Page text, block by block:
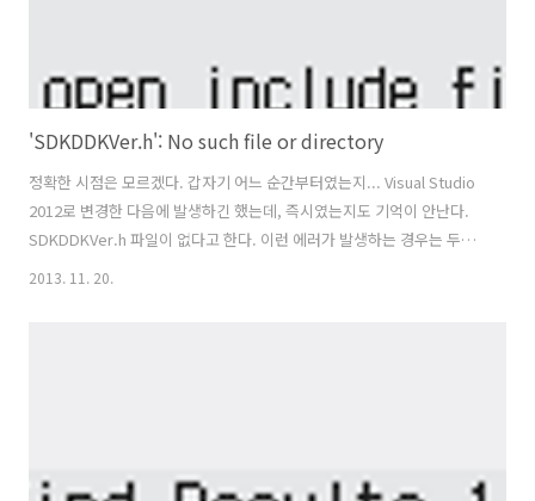
'SDKDDKVer.h': No such file or directory
정확한 시점은 모르겠다. 갑자기 어느 순간부터였는지... Visual Studio
2012로 변경한 다음에 발생하긴 했는데, 즉시였는지도 기억이 안난다.
SDKDDKVer.h 파일이 없다고 한다. 이런 에러가 발생하는 경우는 두가
지인 것 있는 것 같다. 첫번째, 정말로 저 파일이 없는 경우... WDK
2013. 11. 20.